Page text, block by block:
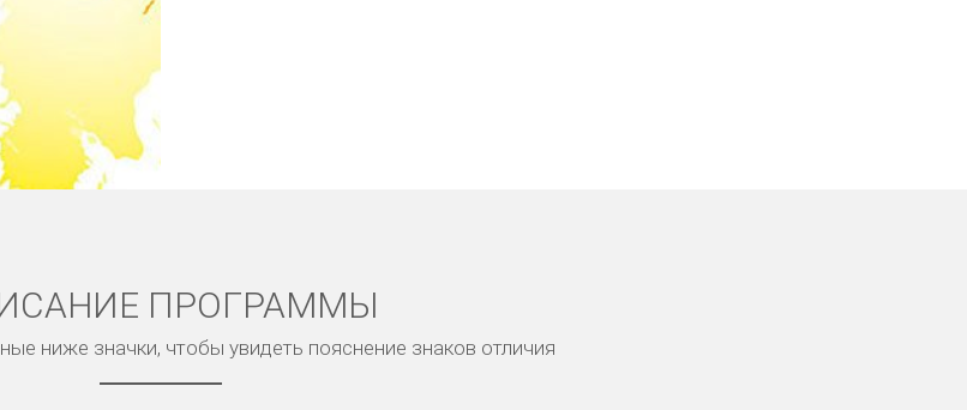
ПРОГРАММЫ
ниже значки, чтобы увидеть пояснение знаков отличия